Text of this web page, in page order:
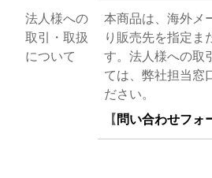
法人様への
取引・取扱
について
本商品は、海外メ
り販売先を指定ま
す。法人様への取
ては、弊社担当窓
ださい。
【 問い合わせフォ